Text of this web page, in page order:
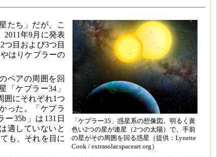
「ケプラー35」惑星系の想像図。明るく黄
色い2つの星が連星（2つの太陽）で、手前
の星がその周囲を回る惑星（提供：Lynette
Cook / extrasolar.spaceart.org）
たち」だが、こ
年9月に発表
つ目および3つ目
はりケプラーの
ペアの周囲を回
「ケプラー34」
囲にそれぞれ1つ
った。「ケプラ
35b」は131日
適していないと
も、それを目に